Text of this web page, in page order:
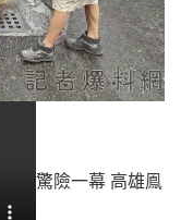
驚險一幕 高雄鳯